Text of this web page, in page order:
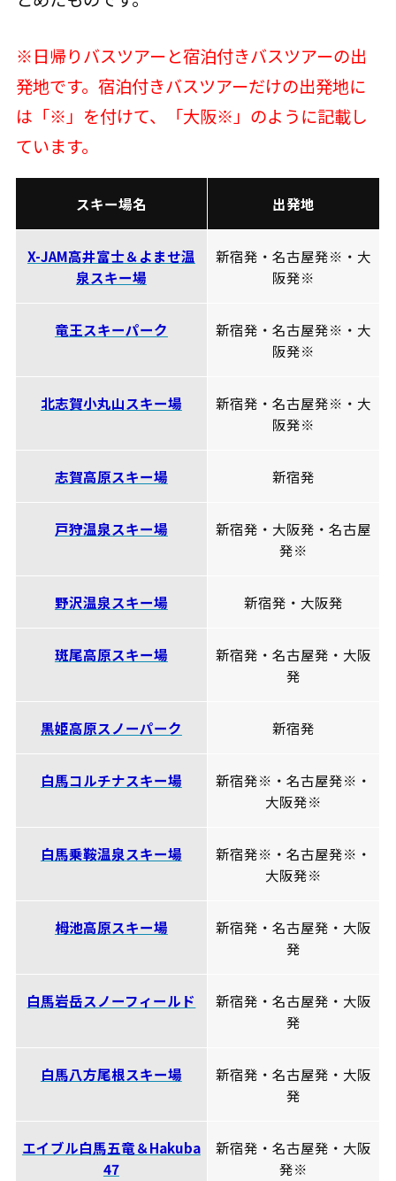
※日帰りバスツアーと宿泊付きバスツアーの出
発地です。宿泊付きバスツアーだけの出発地に
は「※」を付けて、「大阪※」のように記載し
ています。
スキー場名 出発地
X-JAM高井富士＆よませ温
泉スキー場
新宿発・名古屋発※・大
阪発※
竜王スキーパーク
新宿発・名古屋発※・大
阪発※
北志賀小丸山スキー場
新宿発・名古屋発※・大
阪発※
志賀高原スキー場 新宿発
戸狩温泉スキー場
新宿発・大阪発・名古屋
発※
野沢温泉スキー場 新宿発・大阪発
斑尾高原スキー場
新宿発・名古屋発・大阪
発
黒姫高原スノーパーク 新宿発
白馬コルチナスキー場
新宿発※・名古屋発※・
大阪発※
白馬乗鞍温泉スキー場
新宿発※・名古屋発※・
大阪発※
栂池高原スキー場
新宿発・名古屋発・大阪
発
白馬岩岳スノーフィールド
新宿発・名古屋発・大阪
発
白馬八方尾根スキー場
新宿発・名古屋発・大阪
発
エイブル白馬五竜＆Hakuba
47
新宿発・名古屋発・大阪
発※